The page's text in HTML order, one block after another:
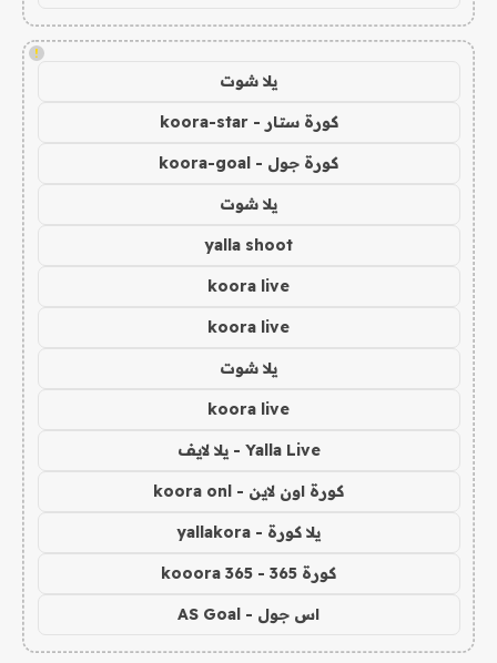
!
يلا شوت
كورة ستار - koora-star
كورة جول - koora-goal
يلا شوت
yalla shoot
koora live
koora live
يلا شوت
koora live
Yalla Live - يلا لايف
كورة اون لاين - koora onl
يلا كورة - yallakora
كورة 365 - kooora 365
اس جول - AS Goal